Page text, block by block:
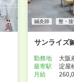
鍼灸師 整・
サンライズ
勤務地
大阪
最寄駅
淀屋
月給